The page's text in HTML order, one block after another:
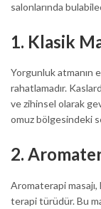
salonlarında
1. Klasik
Yorgunluk atmanın
rahatlamadır.
ve zihinsel olarak
omuz bölgesindeki
2.
Aromaterapi masajı,
terapi türüdür. Bu